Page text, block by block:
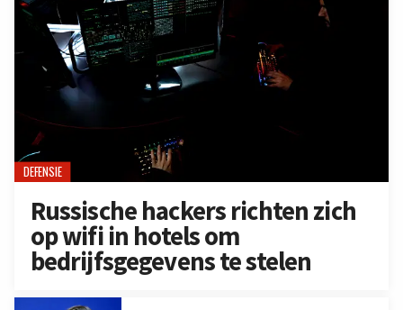
DEFENSIE
Russische hackers richten zich
op wifi in hotels om
bedrijfsgegevens te stelen